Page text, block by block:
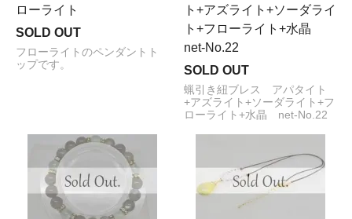
ローライト
SOLD OUT
フローライトのペンダントト
ップです。
ト+アズライト+ソーダライ
ト+フローライト+水晶
net-No.22
SOLD OUT
蝋引き紐ブレス アパタイト
+アズライト+ソーダライト+フ
ローライト+水晶 net-No.22